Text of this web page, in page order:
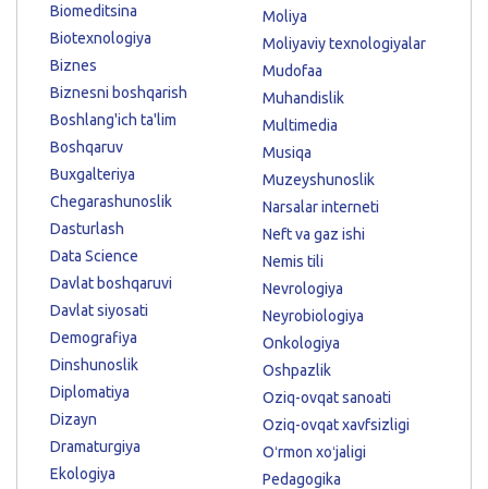
Biomeditsina
Biotexnologiya
Biznes
Biznesni boshqarish
Boshlang'ich ta'lim
Boshqaruv
Buxgalteriya
Chegarashunoslik
Dasturlash
Data Science
Davlat boshqaruvi
Davlat siyosati
Demografiya
Dinshunoslik
Diplomatiya
Dizayn
Dramaturgiya
Ekologiya
Moliya
Moliyaviy texnologiyalar
Mudofaa
Muhandislik
Multimedia
Musiqa
Muzeyshunoslik
Narsalar interneti
Neft va gaz ishi
Nemis tili
Nevrologiya
Neyrobiologiya
Onkologiya
Oshpazlik
Oziq-ovqat sanoati
Oziq-ovqat xavfsizligi
Oʻrmon xoʻjaligi
Pedagogika